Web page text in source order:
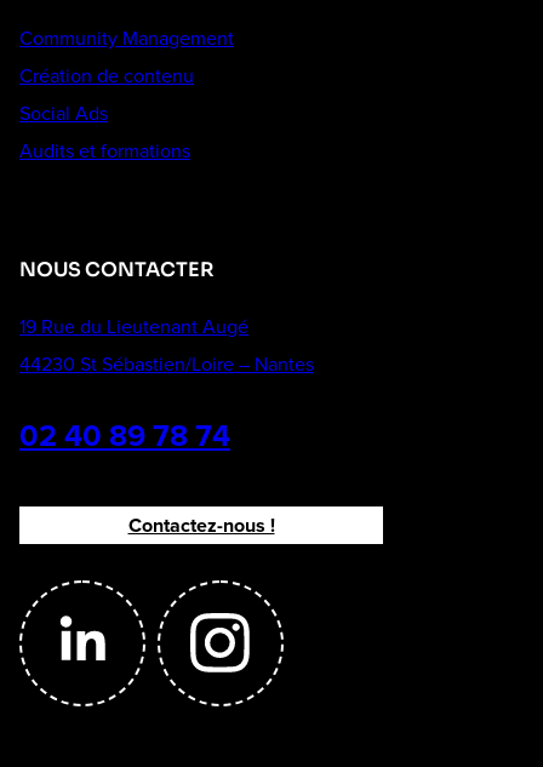
Community Management
Création de contenu
Social Ads
Audits et formations
NOUS CONTACTER
19 Rue du Lieutenant Augé
44230 St Sébastien/Loire – Nantes
02 40 89 78 74
Contactez-nous !